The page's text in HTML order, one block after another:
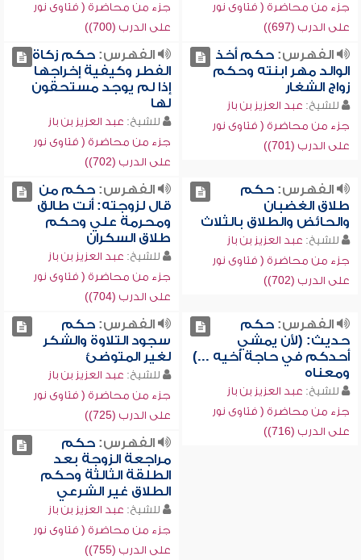
جزء من محاضرة ( فتاوى نور
على الدرب (697))
جزء من محاضرة ( فتاوى نور
على الدرب (700))
الفهرس:حكم أخذ
الوالد مهر ابنته وحكم
زواج الشغار
للشيخ: عبد العزيز بن باز
جزء من محاضرة ( فتاوى نور
على الدرب (701))
الفهرس:حكم زكاة
الفطر وكيفية إخراجها
إذا لم يوجد مستحقون
لها
للشيخ: عبد العزيز بن باز
جزء من محاضرة ( فتاوى نور
على الدرب (702))
الفهرس:حكم
طلاق الغضبان
والحائض والطلاق بالثلاث
للشيخ: عبد العزيز بن باز
جزء من محاضرة ( فتاوى نور
على الدرب (702))
الفهرس:حكم من
قال لزوجته: أنت طالق
ومحرمة علي وحكم
طلاق السكران
للشيخ: عبد العزيز بن باز
جزء من محاضرة ( فتاوى نور
على الدرب (704))
الفهرس:حكم
حديث: (لأن يمشي
أحدكم في حاجة أخيه ...)
ومعناه
للشيخ: عبد العزيز بن باز
جزء من محاضرة ( فتاوى نور
على الدرب (716))
الفهرس:حكم
سجود التلاوة والشكر
لغير المتوضئ
للشيخ: عبد العزيز بن باز
جزء من محاضرة ( فتاوى نور
على الدرب (725))
الفهرس:حكم
مراجعة الزوجة بعد
الطلقة الثالثة وحكم
الطلاق غير الشرعي
للشيخ: عبد العزيز بن باز
جزء من محاضرة ( فتاوى نور
على الدرب (755))